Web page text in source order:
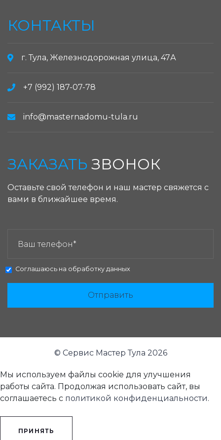
КОНТАКТЫ
г. Тула, Железнодорожная улица, 47А
+7 (992) 187-07-78
info@masternadomu-tula.ru
ЗАКАЗАТЬ ЗВОНОК
Оставьте свой телефон и наш мастер свяжется с
вами в ближайшее время.
Соглашаюсь на обработку данных
Отправить
© Сервис Мастер Тула 2026
Мы используем файлы cookie для улучшения
работы сайта. Продолжая использовать сайт, вы
соглашаетесь с политикой конфиденциальности.
ПРИНЯТЬ